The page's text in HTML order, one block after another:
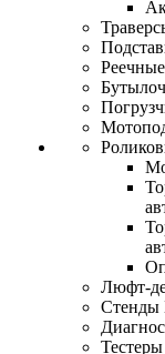
Люфт-
Стенды